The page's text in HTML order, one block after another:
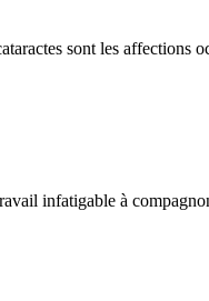
sont les affections
infatigable à